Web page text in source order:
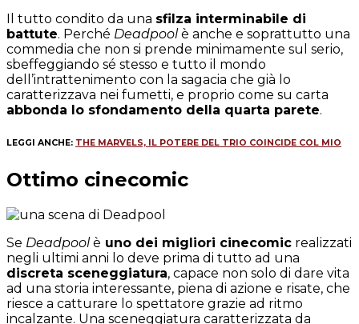
Il tutto condito da una sfilza interminabile di
battute. Perché Deadpool è anche e soprattutto una
commedia che non si prende minimamente sul serio,
sbeffeggiando sé stesso e tutto il mondo
dell’intrattenimento con la sagacia che già lo
caratterizzava nei fumetti, e proprio come su carta
abbonda lo sfondamento della quarta parete.
LEGGI ANCHE: THE MARVELS, IL POTERE DEL TRIO COINCIDE COL MIO
Ottimo cinecomic
Se Deadpool è uno dei migliori cinecomic realizzati
negli ultimi anni lo deve prima di tutto ad una
discreta sceneggiatura, capace non solo di dare vita
ad una storia interessante, piena di azione e risate, che
riesce a catturare lo spettatore grazie ad ritmo
incalzante. Una sceneggiatura caratterizzata da